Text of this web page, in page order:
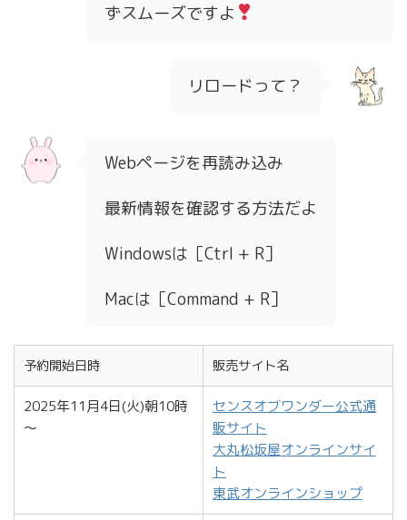
ずスムーズですよ
リロードって？
Webページを再読み込み
最新情報を確認する方法だよ
Windowsは［Ctrl + R］
Macは［Command + R］
予約開始日時 販売サイト名
2025年11月4日(火)朝10時
～
センスオブワンダー公式通
販サイト
大丸松坂屋オンラインサイ
ト
東武オンラインショップ